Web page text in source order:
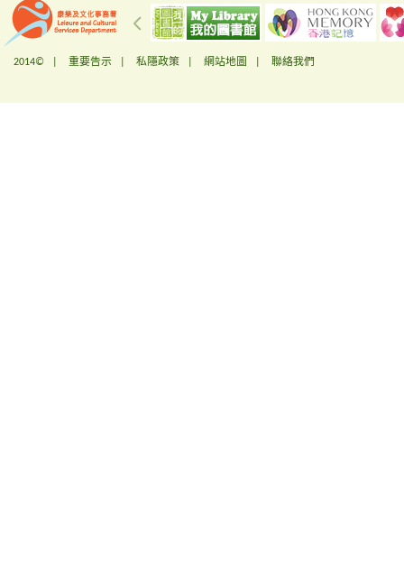
2014© | 重要告示 私隱政策 網站地圖 聯絡我們